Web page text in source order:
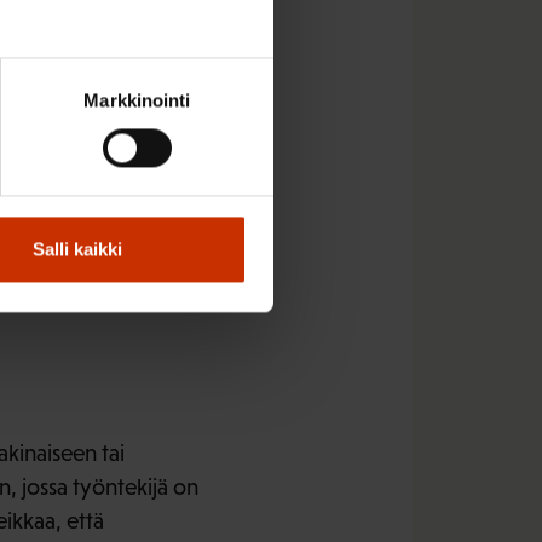
Markkinointi
Salli kaikki
tulee pitää
yhtäältä
ilmaisusta ”syyhyn
tai
jossa työntekijä on
että